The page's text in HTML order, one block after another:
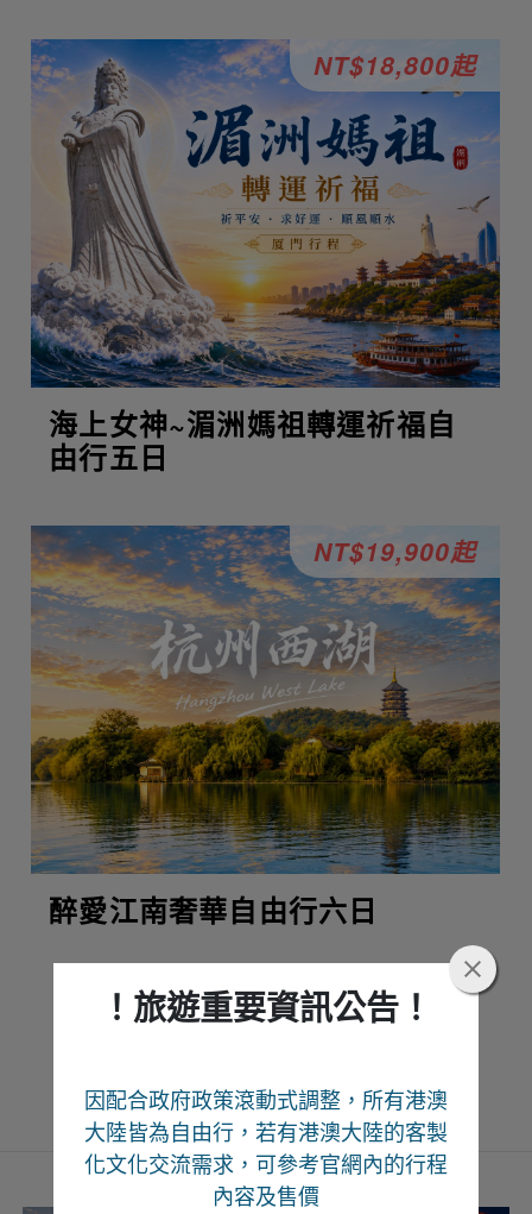
！旅遊重要資訊公告！
因配合政府政策滾動式調整，所有港澳
大陸皆為自由行，若有港澳大陸的客製
化文化交流需求，可參考官網內的行程
內容及售價
海上女神~湄洲媽祖轉運祈福自
由行五日
NT$18,800起
醉愛江南奢華自由行六日
NT$19,900起
Recommend